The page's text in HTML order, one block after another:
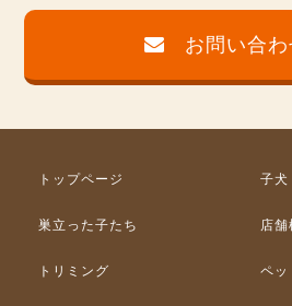
お問い合わ
トップページ 子犬
巣立った子たち 店舗
トリミング ペッ